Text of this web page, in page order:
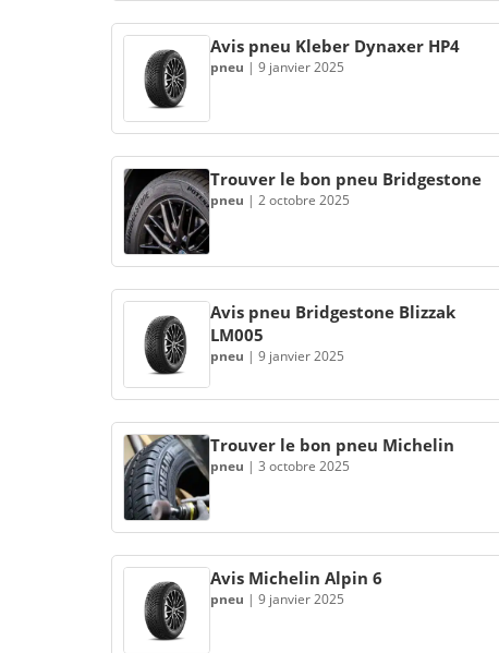
Avis pneu Kleber Dynaxer HP4
pneu | 9 janvier 2025
Trouver le bon pneu Bridgestone
pneu | 2 octobre 2025
Avis pneu Bridgestone Blizzak
LM005
pneu | 9 janvier 2025
Trouver le bon pneu Michelin
pneu | 3 octobre 2025
Avis Michelin Alpin 6
pneu | 9 janvier 2025